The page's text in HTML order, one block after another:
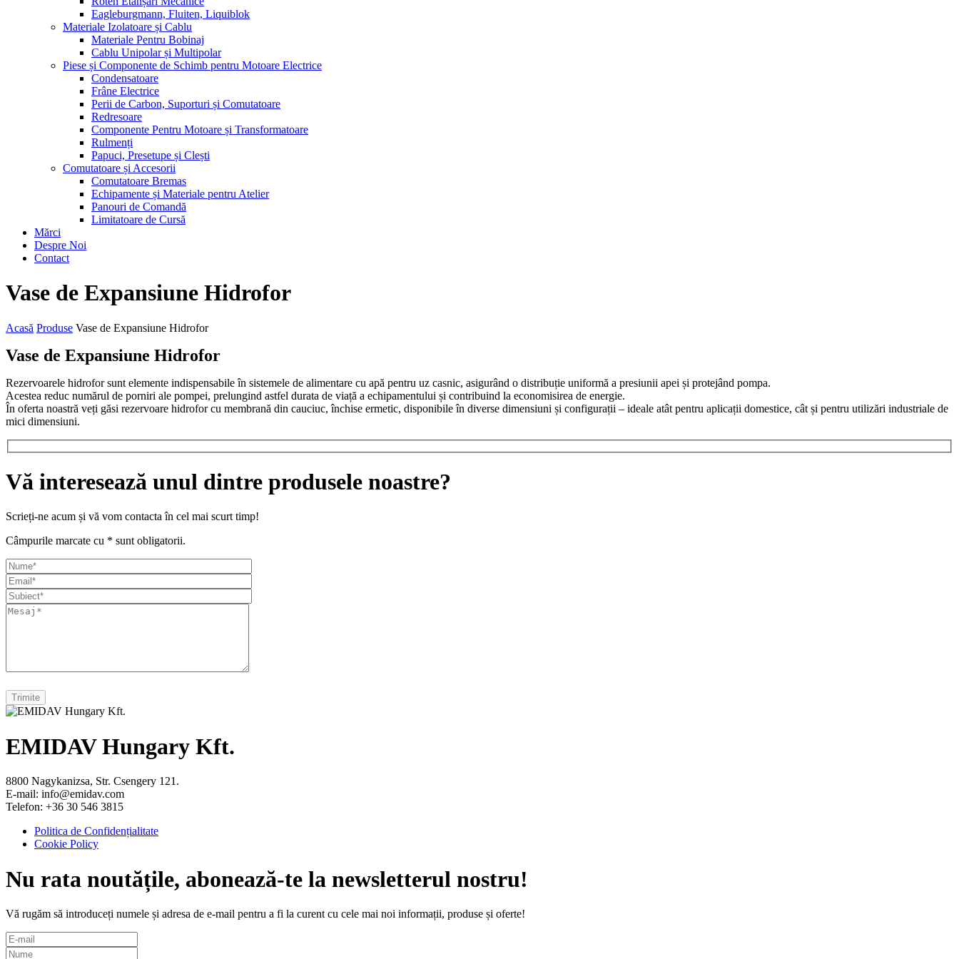
Eagleburgmann, Fluiten, Liquiblok
Materiale Izolatoare și Cablu
Materiale Pentru Bobinaj
Cablu Unipolar și Multipolar
Piese și Componente de Schimb pentru Motoare Electrice
Condensatoare
Frâne Electrice
Perii de Carbon, Suporturi și Comutatoare
Redresoare
Componente Pentru Motoare și Transformatoare
Rulmenți
Papuci, Presetupe și Clești
Comutatoare și Accesorii
Comutatoare Bremas
Echipamente și Materiale pentru Atelier
Panouri de Comandă
Limitatoare de Cursă
Mărci
Despre Noi
Contact
Vase de Expansiune Hidrofor
Acasă Produse Vase de Expansiune Hidrofor
Vase de Expansiune Hidrofor
Rezervoarele hidrofor sunt elemente indispensabile în sistemele de alimentare cu apă pentru uz casnic, asigurând o distribuție uniformă a presiunii apei și protejând pompa.
Acestea reduc numărul de porniri ale pompei, prelungind astfel durata de viață a echipamentului și contribuind la economisirea de energie.
În oferta noastră veți găsi rezervoare hidrofor cu membrană din cauciuc, închise ermetic, disponibile în diverse dimensiuni și configurații – ideale atât pentru aplicații domestice, cât și pentru utilizări industriale de
mici dimensiuni.
Vă interesează unul dintre produsele noastre?
Scrieți-ne acum și vă vom contacta în cel mai scurt timp!
Câmpurile marcate cu * sunt obligatorii.
EMIDAVHungary Kft.
8800 Nagykanizsa, Str. Csengery 121.
E-mail: info@emidav.com
Telefon: +36 30 546 3815
Politica de Confidențialitate
Cookie Policy
Nu rata noutățile, abonează-te la newsletterul nostru!
Vă rugăm să introduceți numele și adresa de e-mail pentru a fi la curent cu cele mai noi informații, produse și oferte!